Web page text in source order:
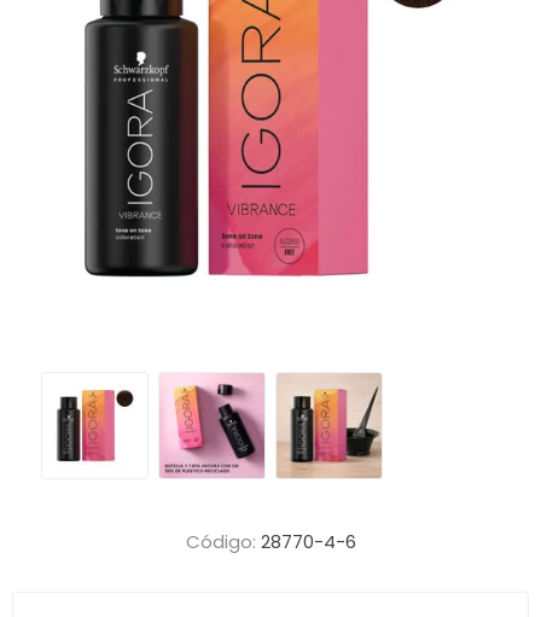
Código: 28770-4-6